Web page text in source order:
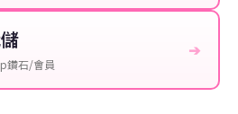
鑽石/會員
➔